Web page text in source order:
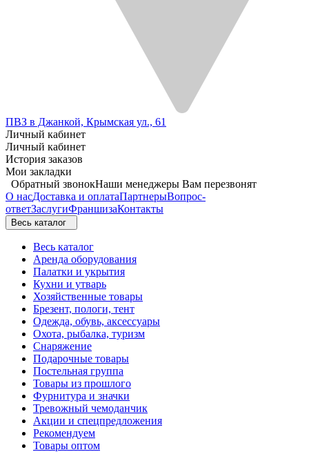
ПВЗ в Джанкой, Крымская ул., 61
Личный кабинет
Личный кабинет
История заказов
Мои закладки
Обратный звонокНаши менеджеры Вам перезвонят
О насДоставка и оплатаПартнерыВопрос-
ответЗаслугиФраншизаКонтакты
Весь каталог
Весь каталог
Аренда оборудования
Палатки и укрытия
Кухни и утварь
Хозяйственные товары
Брезент, пологи, тент
Одежда, обувь, аксессуары
Охота, рыбалка, туризм
Снаряжение
Подарочные товары
Постельная группа
Товары из прошлого
Фурнитура и значки
Тревожный чемоданчик
Акции и спецпредложения
Рекомендуем
Товары оптом